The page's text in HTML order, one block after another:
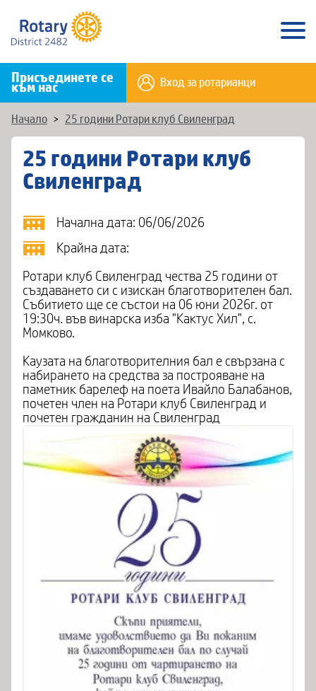
Присъединете се
към нас Вход за ротарианци
Начало > 25 години Ротари клуб Свиленград
25 години Ротари клуб
Свиленград
Начална дата: 06/06/2026
Крайна дата:
Ротари клуб Свиленград чества 25 години от
създаването си с изискан благотворителен бал.
Събитието ще се състои на 06 юни 2026г. от
19:30ч. във винарска изба "Кактус Хил", с.
Момково.
Каузата на благотворителния бал е свързана с
набирането на средства за построяване на
паметник барелеф на поета Ивайло Балабанов,
почетен член на Ротари клуб Свиленград и
почетен гражданин на Свиленград